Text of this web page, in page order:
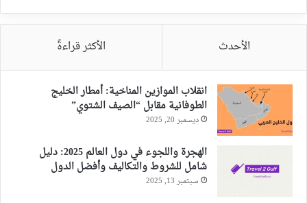
الأحدث الأكثر قراءةً
انقلاب الموازين المناخية: أمطار الخليج
الطوفانية مقابل “الصيف الشتوي”
ديسمبر 20, 2025
الهجرة واللجوء في دول العالم 2025: دليل
شامل للشروط والتكاليف وأفضل الدول
سبتمبر 13, 2025